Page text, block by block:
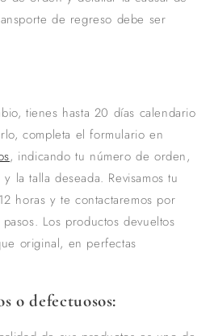
de regreso debe ser
tienes hasta 20 días calendario
completa el formulario en
, indicando tu número de orden,
la talla deseada. Revisamos tu
horas y te contactaremos por
Los productos devueltos
original, en perfectas
o defectuosos: